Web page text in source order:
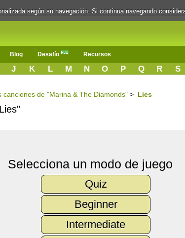
Blog Desafío Recursos
J K L M N O P Q R S
canciones de "Marina & The Diamonds" > Lies
Selecciona un modo de juego
Quiz
Beginner
Intermediate
según su navegación. Si continua navegando